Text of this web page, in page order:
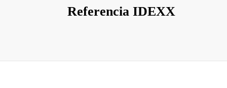
Referencia IDEXX